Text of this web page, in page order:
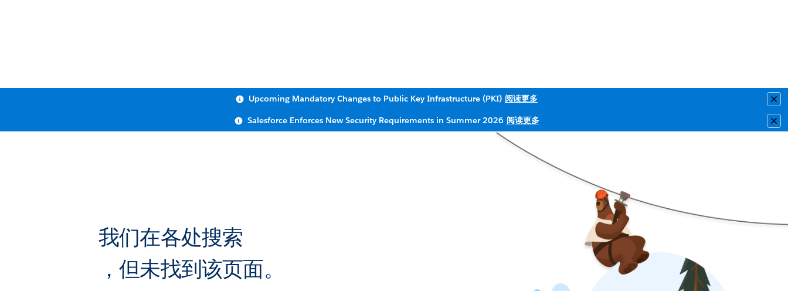
Upcoming Mandatory Changes to Public Key Infrastructure (PKI) 阅读更多
Salesforce Enforces New Security Requirements in Summer 2026 阅读更多
我们在各处搜索
，但未找到该页面。